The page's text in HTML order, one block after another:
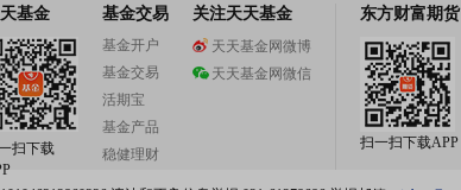
基金
扫下载
基金交易
基金开户
基金交易
活期宝
基金产品
稳健理财
关注天天基金
天天基金网微博
天天基金网微信
东方财富期货
扫一扫下载APP